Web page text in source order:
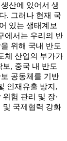
산에 있어서 생
. 그러나 현재 국
있는 생태계보
에서는 우리의 반
위해 국내 반도
체 산업의 부가가
, 중국 내 반도
공동체를 기반
인재유출 방지,
험 관리 및 장·
및 국제협력 강화